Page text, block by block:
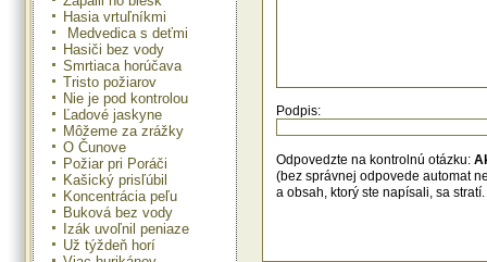
Hasia vrtuľníkmi
Medvedica s deťmi
Hasiči bez vody
Smrtiaca horúčava
Tristo požiarov
Nie je pod kontrolou
Ľadové jaskyne
Môžeme za zrážky
O Čunove
Požiar pri Poráči
Kašický prisľúbil
Koncentrácia peľu
Buková bez vody
Izák uvoľnil peniaze
Už týždeň horí
Podpis:
Odpovedzte na kontrolnú otázku:
(bez správnej odpovede automat
a obsah, ktorý ste napísali, sa